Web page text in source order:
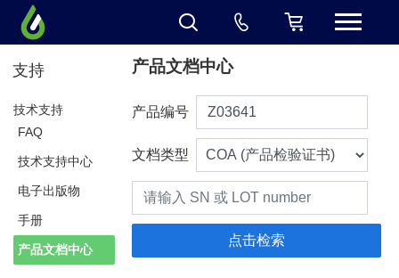
支持
技术支持
FAQ
技术支持中心
电子出版物
手册
产品文档中心
产品文档中心
产品编号
文档类型